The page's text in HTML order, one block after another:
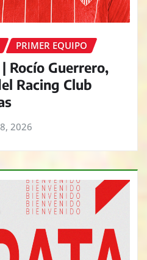
PRIMER EQUIPO
Rocío Guerrero,
Racing Club
2026